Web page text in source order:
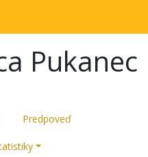
Pukanec
Predpoveď